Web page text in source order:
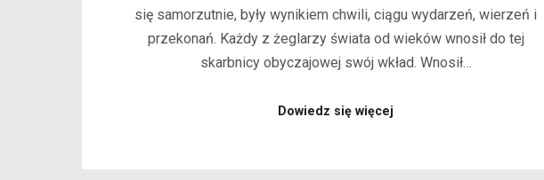
się samorzutnie, były wynikiem chwili, ciągu wydarzeń, wierzeń i
przekonań. Każdy z żeglarzy świata od wieków wnosił do tej
skarbnicy obyczajowej swój wkład. Wnosił…
Dowiedz się więcej